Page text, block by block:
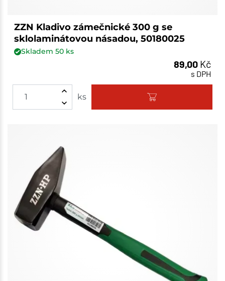
ZZN Kladivo zámečnické 300 g se
sklolaminátovou násadou, 50180025
Skladem 50ks
89,00 Kč
s DPH
ks